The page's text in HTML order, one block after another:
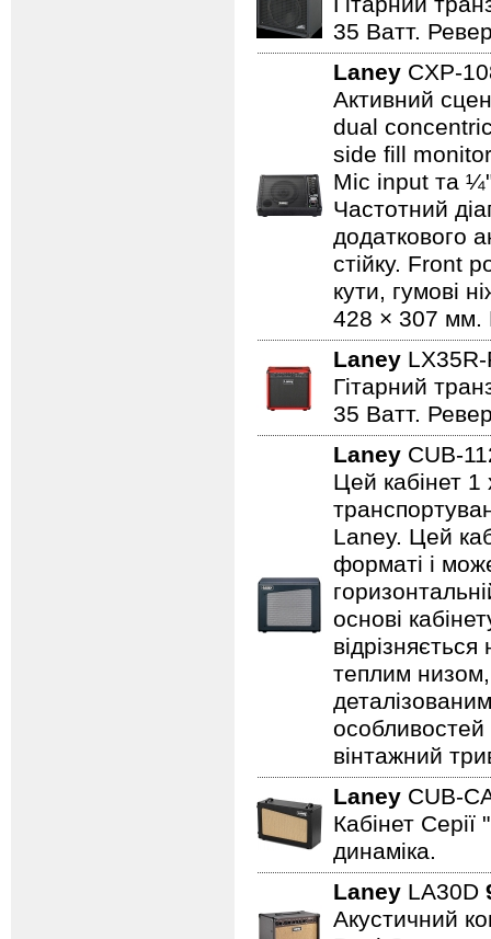
35 Ватт.
Laney CXP-
Активний
dual
side fill
Mic input та
Частотний
додаткового
стійку. Front
кути, гумові
428 × 307 мм.
Laney
Гітарний
35 Ватт.
Laney CUB-
Цей кабінет 1
Laney. Цей
форматі і
основі
теплим
особливостей
вінтажний
Laney CUB-
Кабінет
динаміка.
Laney LA30D
Акустичний